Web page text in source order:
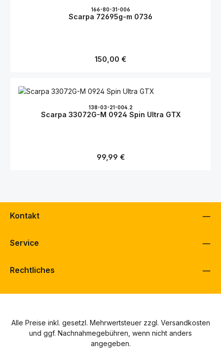
166-80-31-006
Scarpa 72695g-m 0736
Regulärer Preis:
150,00 €
138-03-21-004.2
Scarpa 33072G-M 0924 Spin Ultra GTX
Regulärer Preis:
99,99 €
Kontakt
Service
Rechtliches
Alle Preise inkl. gesetzl. Mehrwertsteuer zzgl. Versandkosten
und ggf. Nachnahmegebühren, wenn nicht anders
angegeben.